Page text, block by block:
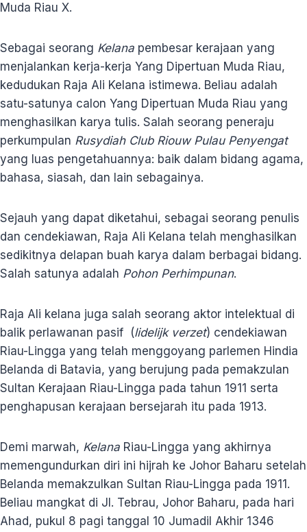
Muda Riau X.
Sebagai seorang Kelana pembesar kerajaan yang
menjalankan kerja-kerja Yang Dipertuan Muda Riau,
kedudukan Raja Ali Kelana istimewa. Beliau adalah
satu-satunya calon Yang Dipertuan Muda Riau yang
menghasilkan karya tulis. Salah seorang peneraju
perkumpulan Rusydiah Club Riouw Pulau Penyengat
yang luas pengetahuannya: baik dalam bidang agama,
bahasa, siasah, dan lain sebagainya.
Sejauh yang dapat diketahui, sebagai seorang penulis
dan cendekiawan, Raja Ali Kelana telah menghasilkan
sedikitnya delapan buah karya dalam berbagai bidang.
Salah satunya adalah Pohon Perhimpunan.
Raja Ali kelana juga salah seorang aktor intelektual di
balik perlawanan pasif (lidelijk verzet) cendekiawan
Riau-Lingga yang telah menggoyang parlemen Hindia
Belanda di Batavia, yang berujung pada pemakzulan
Sultan Kerajaan Riau-Lingga pada tahun 1911 serta
penghapusan kerajaan bersejarah itu pada 1913.
Demi marwah, Kelana Riau-Lingga yang akhirnya
memengundurkan diri ini hijrah ke Johor Baharu setelah
Belanda memakzulkan Sultan Riau-Lingga pada 1911.
Beliau mangkat di Jl. Tebrau, Johor Baharu, pada hari
Ahad, pukul 8 pagi tanggal 10 Jumadil Akhir 1346